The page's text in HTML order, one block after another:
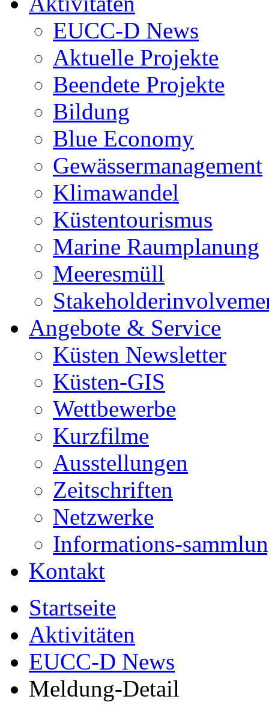
EUCC-D News
Aktuelle Projekte
Beendete Projekte
Bildung
Blue Economy
Gewässermanagement
Klimawandel
Küstentourismus
Marine Raumplanung
Meeresmüll
Angebote & Service
Küsten Newsletter
Küsten-GIS
Wettbewerbe
Kurzfilme
Ausstellungen
Zeitschriften
Netzwerke
Informations-
Kontakt
Startseite
Aktivitäten
EUCC-D News
Meldung-Detail